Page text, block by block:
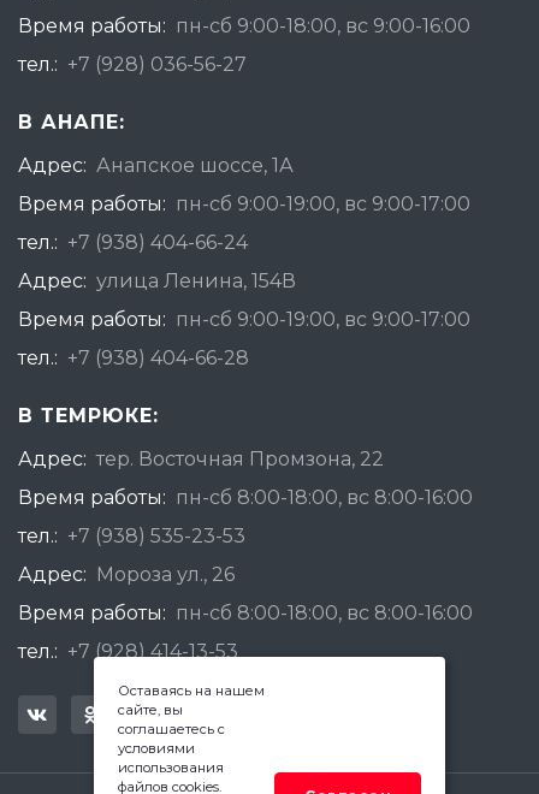
Время работы: пн-сб 9:00-18:00, вс 9:00-16:00
тел.: +7 (928) 036-56-27
В АНАПЕ:
Адрес: Анапское шоссе, 1А
Время работы: пн-сб 9:00-19:00, вс 9:00-17:00
тел.: +7 (938) 404-66-24
Адрес: улица Ленина, 154В
Время работы: пн-сб 9:00-19:00, вс 9:00-17:00
тел.: +7 (938) 404-66-28
В ТЕМРЮКЕ:
Адрес: тер. Восточная Промзона, 22
Время работы: пн-сб 8:00-18:00, вс 8:00-16:00
тел.: +7 (938) 535-23-53
Адрес: Мороза ул., 26
Время работы: пн-сб 8:00-18:00, вс 8:00-16:00
тел.: +7 (928) 414-13-53
Оставаясь на нашем
сайте, вы
соглашаетесь с
условиями
использования
файлов cookies.